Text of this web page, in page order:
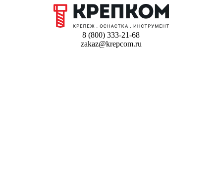
8 (800) 333-21-68
zakaz@krepcom.ru